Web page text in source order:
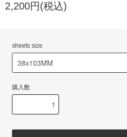
2,200円(税込)
sheets size
購入数